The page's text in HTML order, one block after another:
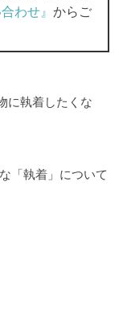
合わせ』からご
に執着したくな
「執着」について